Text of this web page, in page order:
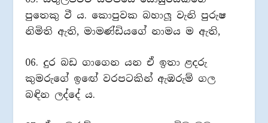
පුතෙකු වී ය. කොපුවක බහාලූ වැනි පුරුෂ
නිමිති ඇති, මාමණ්ඩියගේ නාමය ම ඇති,
06. දුර බඩ ගාගෙන යන ඒ ඉතා ළදරු
කුමරුගේ ඉඟේ වරපටකින් ඇඹරුම් ගල
බඳින ලද්දේ ය.